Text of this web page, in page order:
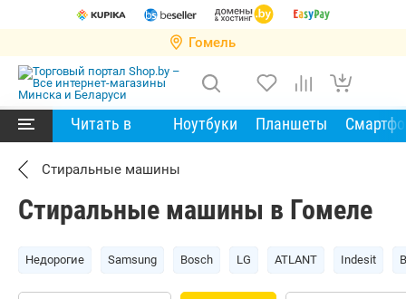
Гомель
Читать в Ноутбуки Планшеты
Стиральные машины
Стиральные машины в Гомеле
Недорогие Samsung Bosch LG ATLANT Indesit